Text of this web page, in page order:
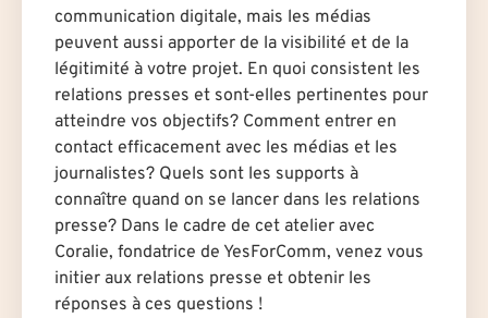
communication digitale, mais les médias
peuvent aussi apporter de la visibilité et de la
légitimité à votre projet. En quoi consistent les
relations presses et sont-elles pertinentes pour
atteindre vos objectifs? Comment entrer en
contact efficacement avec les médias et les
journalistes? Quels sont les supports à
connaître quand on se lancer dans les relations
presse? Dans le cadre de cet atelier avec
Coralie, fondatrice de YesForComm, venez vous
initier aux relations presse et obtenir les
réponses à ces questions !